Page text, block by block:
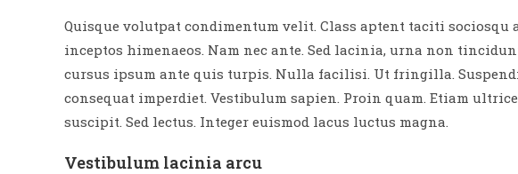
Quisque volutpat condimentum velit. Class aptent taciti
inceptos himenaeos. Nam nec ante. Sed lacinia, urna non
cursus ipsum ante quis turpis. Nulla facilisi. Ut fringilla.
consequat imperdiet. Vestibulum sapien. Proin quam. Etiam
suscipit. Sed lectus. Integer euismod lacus luctus magna.
Vestibulum lacinia arcu